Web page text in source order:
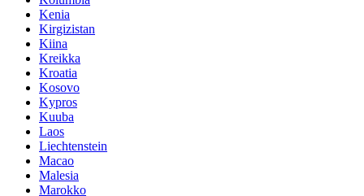
Kenia
Kirgizistan
Kiina
Kreikka
Kroatia
Kosovo
Kypros
Kuuba
Laos
Liechtenstein
Macao
Malesia
Marokko